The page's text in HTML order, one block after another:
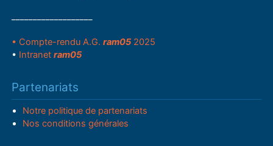
• Compte-rendu A.G.ram05 2025
• Intranetram05
Partenariats
Notre politique de partenariats
Nos conditions générales